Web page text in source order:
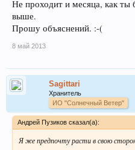
Не проходит и месяца, как ты
выше.
Прошу объяснений. :-(
8 май 2013
Sagittari
Хранитель
ИО "Солнечный Ветер"
Андрей Пузиков сказал(а):
Я же предпочту расти в свою